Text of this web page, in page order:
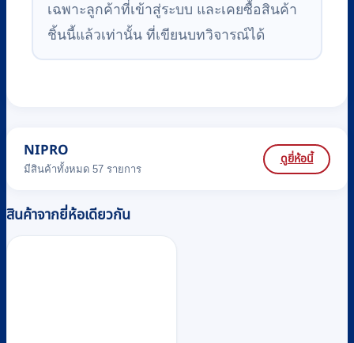
เฉพาะลูกค้าที่เข้าสู่ระบบ และเคยซื้อสินค้า
ชิ้นนี้แล้วเท่านั้น ที่เขียนบทวิจารณ์ได้
NIPRO
มีสินค้าทั้งหมด 57 รายการ
ดูยี่ห้อนี้
สินค้าจากยี่ห้อเดียวกัน